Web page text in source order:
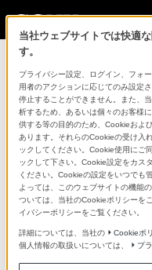
「でき
「
当社ウェブサイトでは快適
す。
プライバシー設定、ログイン、フォ
用者のアクションに応じてのみ設定
停止することができません。また、
析するため、あるいは個々のお客様
供する等の目的のため、Cookieおよ
あります。それらのCookieの受け入
ックしてください。Cookie使用にご
ックして下さい。Cookie設定をカス
ください。Cookieの設定をいつでも
よっては、このウェブサイトの機能
ついては、当社のCookieポリシーを
イバシーポリシーをご覧ください。
詳細については、当社の Cookieポ
個人情報の取扱いについては、
プ